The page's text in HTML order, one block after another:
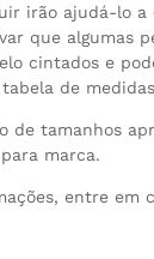
irão ajudá-lo a
que algumas
cintados e
de
de tamanhos
marca.
entre em